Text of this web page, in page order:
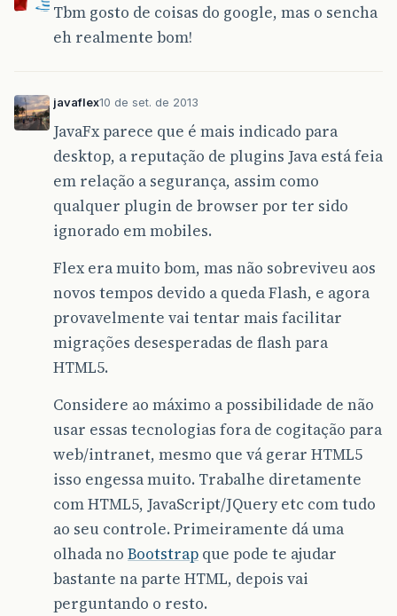
Tbm gosto de coisas do google, mas o sencha
eh realmente bom!
javaflex10 de set. de 2013
JavaFx parece que é mais indicado para
desktop, a reputação de plugins Java está feia
em relação a segurança, assim como
qualquer plugin de browser por ter sido
ignorado em mobiles.
Flex era muito bom, mas não sobreviveu aos
novos tempos devido a queda Flash, e agora
provavelmente vai tentar mais facilitar
migrações desesperadas de flash para
HTML5.
Considere ao máximo a possibilidade de não
usar essas tecnologias fora de cogitação para
web/intranet, mesmo que vá gerar HTML5
isso engessa muito. Trabalhe diretamente
com HTML5, JavaScript/JQuery etc com tudo
ao seu controle. Primeiramente dá uma
olhada no Bootstrap que pode te ajudar
bastante na parte HTML, depois vai
perguntando o resto.